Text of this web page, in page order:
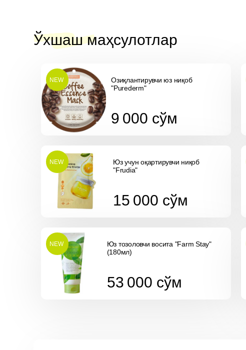
Ўхшаш маҳсулотлар
Озиқлантирувчи юз ниқоб
"Purederm"
9 000 cўм
NEW
Юз учун оқартирувчи ниқоб
"Frudia"
15 000 cўм
NEW
Юз тозоловчи восита "Farm Stay"
(180мл)
53 000 cўм
NEW